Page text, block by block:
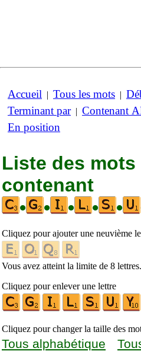
Accueil | Tous les mots |
Terminant par| Contenant
En position
Liste des mots
contenant
•
• • • •
Cliquez pour ajouter une neuvième
Vous avez atteint la limite de 8 lettres.
Cliquez pour enlever une lettre
Cliquez pour changer la taille des
Tous alphabétique